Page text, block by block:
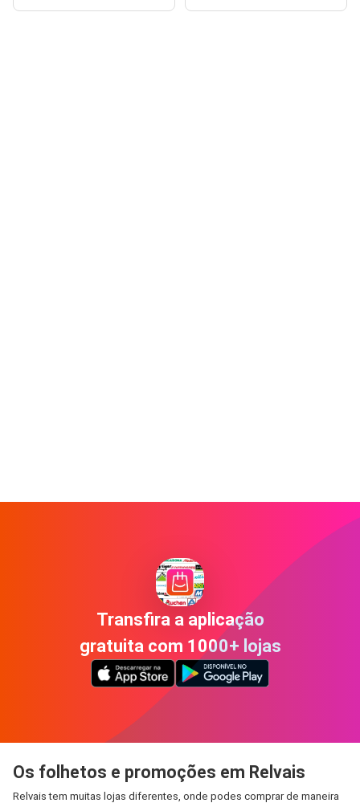
Transfira a aplicação
gratuita com 1000+ lojas
Os folhetos e promoções em Relvais
Relvais tem muitas lojas diferentes, onde podes comprar de maneira